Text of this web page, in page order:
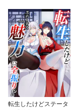
転生したけどステータ